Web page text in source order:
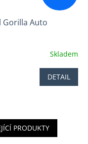
Gorilla Auto
Skladem
DETAIL
PRODUKTY